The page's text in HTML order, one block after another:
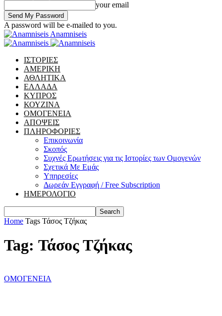
your email
A password will be e-mailed to you.
Anamniseis
ΙΣΤΟΡΙΕΣ
ΑΜΕΡΙΚΗ
ΑΘΛΗΤΙΚΑ
ΕΛΛΑΔΑ
ΚΥΠΡΟΣ
ΚΟΥΖΙΝΑ
ΟΜΟΓΕΝΕΙΑ
ΑΠΟΨΕΙΣ
ΠΛΗΡΟΦΟΡΙΕΣ
Επικοινωνία
Σκοπός
Συχνές Ερωτήσεις για τις Ιστορίες των Ομογενών
Σχετικά Με Εμάς
Υπηρεσίες
Δωρεάν Εγγραφή / Free Subscription
ΗΜΕΡΟΛΟΓΙΟ
Home Tags Τάσος Τζήκας
Tag: Τάσος Τζήκας
ΟΜΟΓΕΝΕΙΑ